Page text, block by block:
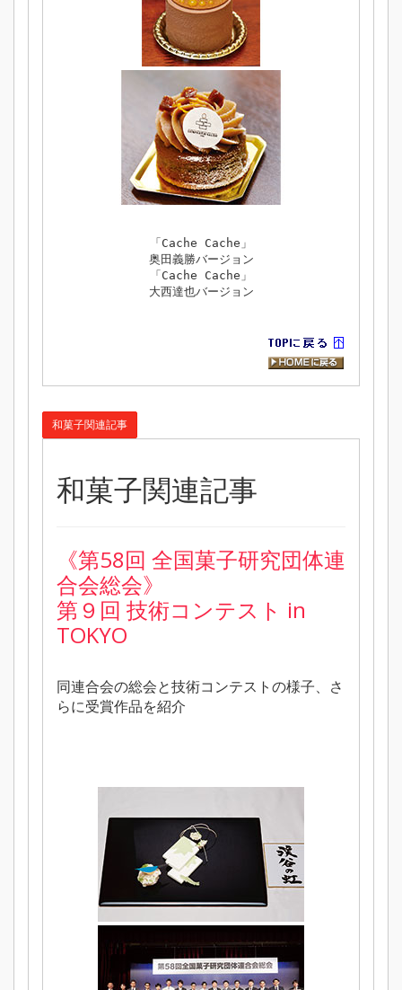
「Cache Cache」
奥田義勝バージョン
「Cache Cache」
大西達也バージョン
和菓子関連記事
和菓子関連記事
《第58回 全国菓子研究団体連
合会総会》
第９回 技術コンテスト in
TOKYO
同連合会の総会と技術コンテストの様子、さ
らに受賞作品を紹介